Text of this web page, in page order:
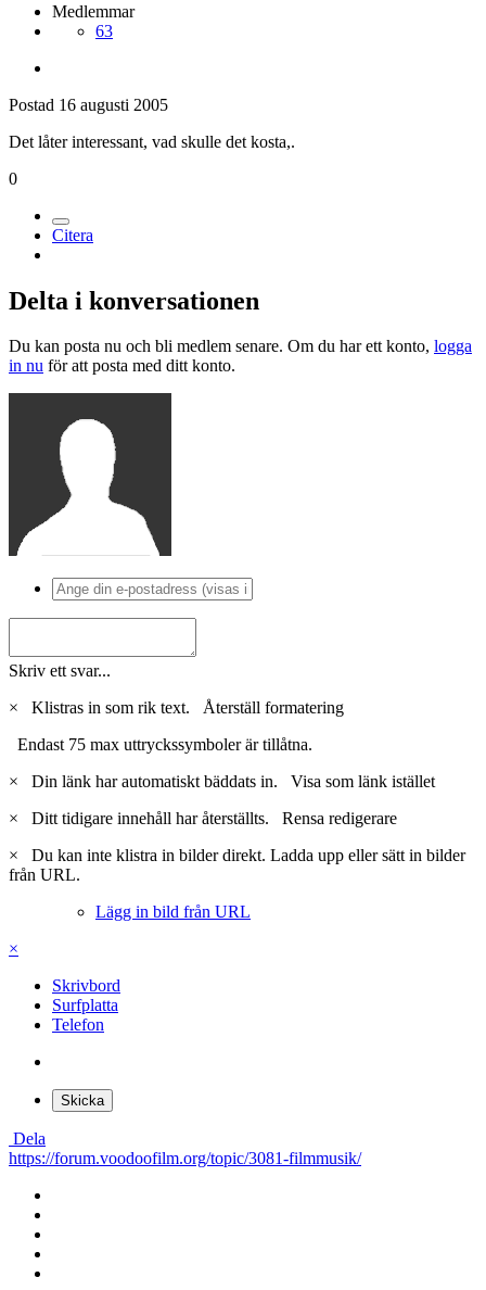
Medlemmar
63
Postad 16 augusti 2005
Det låter interessant, vad skulle det kosta,.
0
Citera
Delta i konversationen
Du kan posta nu och bli medlem senare. Om du har ett konto, logga
in nu för att posta med ditt konto.
Skriv ett svar...
×
Klistras in som rik text. Återställ formatering
Endast 75 max uttryckssymboler är tillåtna.
×
Din länk har automatiskt bäddats in. Visa som länk istället
×
Ditt tidigare innehåll har återställts. Rensa redigerare
×
Du kan inte klistra in bilder direkt. Ladda upp eller sätt in bilder
från URL.
Lägg in bild från URL
×
Skrivbord
Surfplatta
Telefon
Skicka
Dela
https://forum.voodoofilm.org/topic/3081-filmmusik/